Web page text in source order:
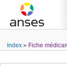
Index Fiche